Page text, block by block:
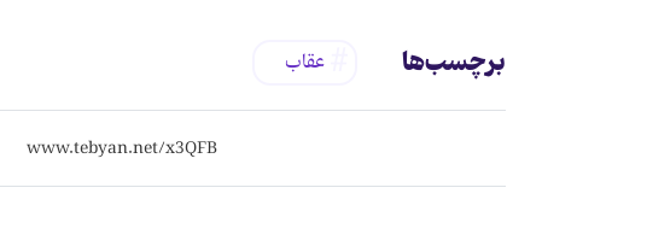
برچسب‌ها عقاب